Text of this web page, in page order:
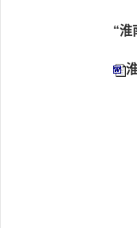
“淮南市